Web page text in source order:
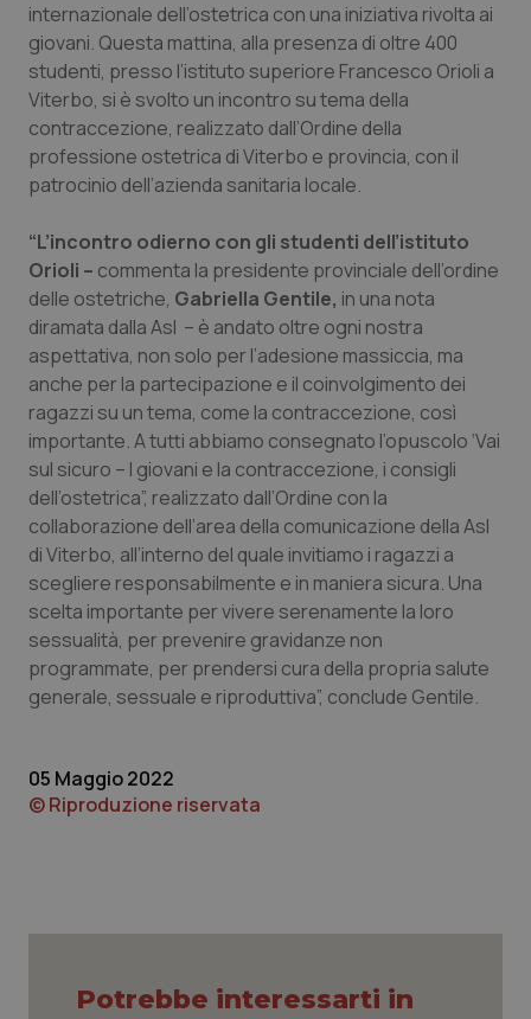
Campania
Emilia-Romagna
Friuli Venezia Giulia
Liguria
Lombardia
Marche
Molise
Piemonte
Provincia Autonoma di Bolzano
Provincia Autonoma di Trento
Puglia
Sardegna
Car-T
Colesterolo & coronaropatie
Dermatite Atopica
Disturbi dell’umore
Dolore
Donna & Salute
Epatiti
HIV
Infezioni & Febbre
Ipertensione & Scompenso
Malattie rare
Malattia di Crohn & Rettocolite Ulcerosa
internazionale dell’ostetrica con una iniziativa rivolta ai
giovani. Questa mattina, alla presenza di oltre 400
studenti, presso l’istituto superiore Francesco Orioli a
Viterbo, si è svolto un incontro su tema della
contraccezione, realizzato dall’Ordine della
professione ostetrica di Viterbo e provincia, con il
patrocinio dell’azienda sanitaria locale.
“L’incontro odierno con gli studenti dell’istituto
Orioli – commenta la presidente provinciale dell’ordine
delle ostetriche, Gabriella Gentile, in una nota
diramata dalla Asl – è andato oltre ogni nostra
aspettativa, non solo per l’adesione massiccia, ma
anche per la partecipazione e il coinvolgimento dei
ragazzi su un tema, come la contraccezione, così
importante. A tutti abbiamo consegnato l’opuscolo ‘Vai
sul sicuro – I giovani e la contraccezione, i consigli
dell’ostetrica”, realizzato dall’Ordine con la
collaborazione dell’area della comunicazione della Asl
di Viterbo, all’interno del quale invitiamo i ragazzi a
scegliere responsabilmente e in maniera sicura. Una
scelta importante per vivere serenamente la loro
sessualità, per prevenire gravidanze non
programmate, per prendersi cura della propria salute
generale, sessuale e riproduttiva”, conclude Gentile.
05 Maggio 2022
© Riproduzione riservata
Potrebbe interessarti in